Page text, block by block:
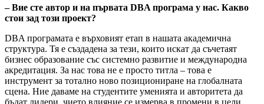
– Вие сте автор и на първата DBA програма у нас. Какво
стои зад този проект?
DBA програмата е върховият етап в нашата академична
структура. Тя е създадена за тези, които искат да съчетаят
бизнес образование със системно развитие и международна
акредитация. За нас това не е просто титла – това е
инструмент за тотално ново позициониране на глобалната
сцена. Ние даваме на студентите уменията и авторитета да